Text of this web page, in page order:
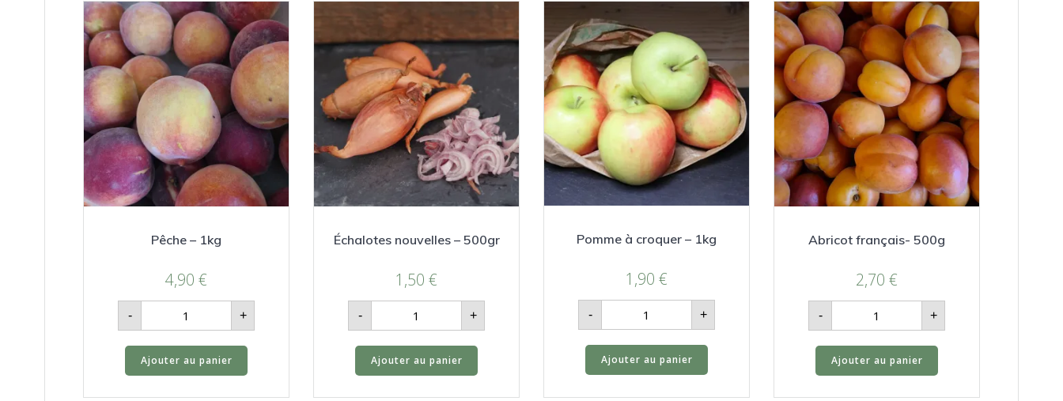
Pêche – 1kg
4,90 €
-
quantité
de
Pêche
+
Ajouter au panier
Échalotes nouvelles – 500gr
1,50 €
-
quantité
de
Échalotes
500gr
+
Ajouter au panier
Pomme à croquer – 1kg
1,90 €
-
quantité
de
Pomme
croquer
-
1kg
+
Ajouter au panier
Abricot français- 500g
2,70 €
-
quantité
de
Abricot
+
Ajouter au panier